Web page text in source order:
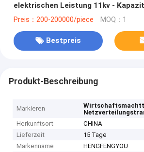
elektrischen Leistung 11kv -
Preis：200-200000/piece MOQ：1
Bestpreis
Produkt-Beschreibung
Markieren
Herkunftsort
CHINA
Lieferzeit
15 Tage
Markenname
HENGFENGYOU